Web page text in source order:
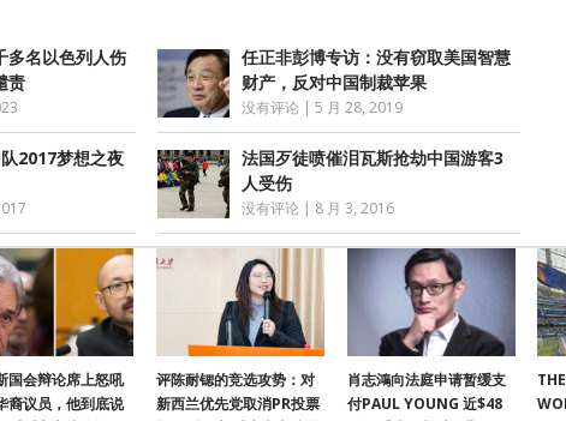
多名以色列人伤
责
任正非彭博专访：没有窃取美国智慧
财产，反对中国制裁苹果
没有评论 |5 月 28, 2019
2017梦想之夜
法国歹徒喷催泪瓦斯抢劫中国游客3
人受伤
没有评论 | 8 月 3, 2016
国会辩论席上怒吼
裔议员，他到底说
评陈耐锶的竞选攻势：对
新西兰优先党取消PR投票
肖志鴻向法庭申请暂缓支
付PAUL YOUNG 近$48